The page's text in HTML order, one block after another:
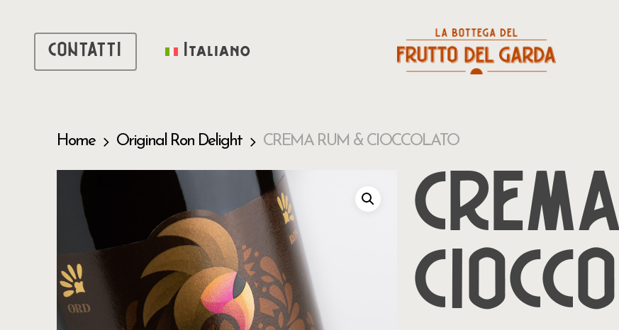
content
CONTATTI Italiano
Home Original Ron Delight CREMA RUM & CIOCCOLATO